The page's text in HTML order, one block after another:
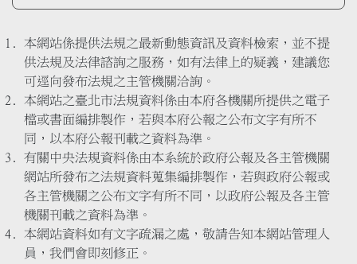
本網站係提供法規之最新動態資訊及資料檢索，並不提
供法規及法律諮詢之服務，如有法律上的疑義，建議您
可逕向發布法規之主管機關洽詢。
本網站之臺北市法規資料係由本府各機關所提供之電子
檔或書面編排製作，若與本府公報之公布文字有所不
同，以本府公報刊載之資料為準。
有關中央法規資料係由本系統於政府公報及各主管機關
網站所發布之法規資料蒐集編排製作，若與政府公報或
各主管機關之公布文字有所不同，以政府公報及各主管
機關刊載之資料為準。
本網站資料如有文字疏漏之處，敬請告知本網站管理人
員，我們會即刻修正。